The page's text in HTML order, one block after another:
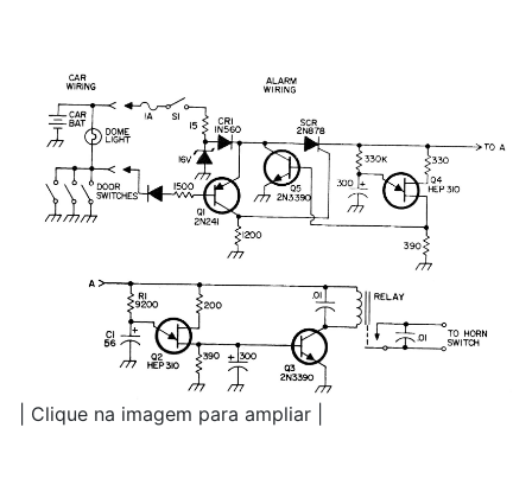
| Clique na imagem para ampliar |